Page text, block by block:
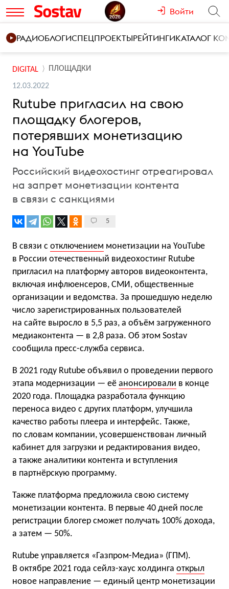
Войти
РАДИОБЛОГИСПЕЦПРОЕКТЫРЕЙТИНГИКАТАЛОГ
DIGITAL ПЛОЩАДКИ
12.03.2022
Rutube пригласил на свою
площадку блогеров,
потерявших монетизацию
на YouTube
Российский видеохостинг отреагировал
на запрет монетизации контента
в связи с санкциями
5
В связи с отключением монетизации на YouTube
в России отечественный видеохостинг Rutube
пригласил на платформу авторов видеоконтента,
включая инфлюенсеров, СМИ, общественные
организации и ведомства. За прошедшую неделю
число зарегистрированных пользователей
на сайте выросло в 5,5 раз, а объём загруженного
медиаконтента — в 2,8 раза. Об этом Sostav
сообщила пресс-служба сервиса.
В 2021 году Rutube объявил о проведении первого
этапа модернизации — её анонсировали в конце
2020 года. Площадка разработала функцию
переноса видео с других платформ, улучшила
качество работы плеера и интерфейс. Также,
по словам компании, усовершенствован личный
кабинет для загрузки и редактирования видео,
а также аналитики контента и вступления
в партнёрскую программу.
Также платформа предложила свою систему
монетизации контента. В первые 40 дней после
регистрации блогер сможет получать 100% дохода,
а затем — 50%.
Rutube управляется «Газпром-Медиа» (ГПМ).
В октябре 2021 года сейлз-хаус холдинга открыл
новое направление — единый центр монетизации